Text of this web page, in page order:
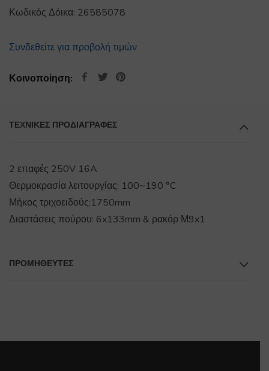
Κωδικός Δόικα: 26585078
Συνδεθείτε για προβολή τιμών
Κοινοποίηση:
ΤΕΧΝΙΚΕΣ ΠΡΟΔΙΑΓΡΑΦΕΣ
2 επαφές 250V 16A
Θερμοκρασία λειτουργίας: 100~190 °C
Μήκος τριχοειδούς:1750mm
Διαστάσεις πούρου: 6x133mm & ρακόρ Μ9x1
ΠΡΟΜΗΘΕΥΤΕΣ